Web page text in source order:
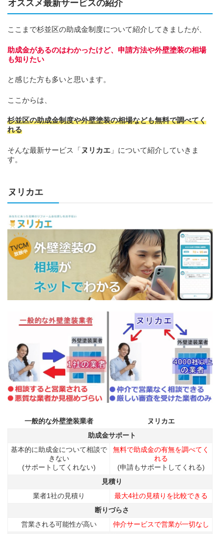
オススメ最新サービスの紹介
ここまで杉並区の助成金制度について紹介してきましたが、
助成金があるのはわかったけど、申請方法や外壁塗装の相場
も知りたい
と感じた方も多いと思います。
ここからは、
杉並区の助成金制度や外壁塗装の相場なども無料で調べてく
れる
そんな最新サービス「 ヌリカエ 」について紹介していきま
す。
ヌリカエ
一般的な外壁塗装業者
ヌリカエ
助成金サポート
基本的に助成金について相談で
きない
(サポートしてくれない)
無料で助成金の有無を調べてく
れる
(申請もサポートしてくれる)
見積り
業者1社の見積り
最大4社の見積りを比較できる
断りづらさ
営業される可能性が高い
仲介サービスで営業が一切なし